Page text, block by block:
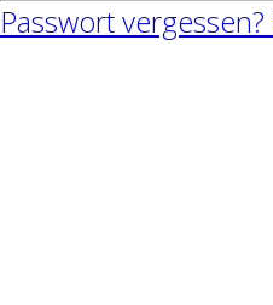
Passwort vergessen?